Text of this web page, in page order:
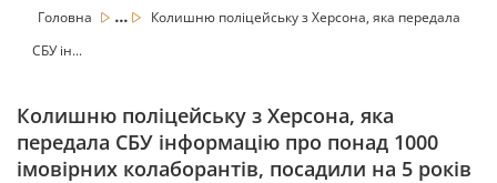
Головна ...
Колишню поліцейську з Херсона, яка передала
СБУ ін...
Колишню поліцейську з Херсона, яка
передала СБУ інформацію про понад 1000
імовірних колаборантів, посадили на 5 років